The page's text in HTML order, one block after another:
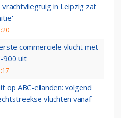
vrachtvliegtuig in Leipzig zat
commerciële vlucht met
900 uit
op ABC-eilanden: volgend
vluchten vanaf